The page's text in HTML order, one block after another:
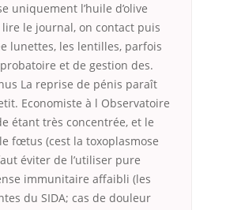
uniquement l’huile d’olive
le journal, on contact puis
lunettes, les lentilles, parfois
et de gestion des.
La reprise de pénis paraît
Economiste à l Observatoire
étant très concentrée, et le
fœtus (cest la toxoplasmose
éviter de l’utiliser pure
immunitaire affaibli (les
du SIDA; cas de douleur